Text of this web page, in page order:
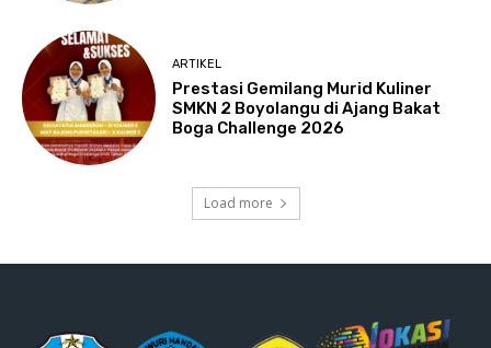
ARTIKEL
Prestasi Gemilang Murid Kuliner
SMKN 2 Boyolangu di Ajang Bakat
Boga Challenge 2026
Load more